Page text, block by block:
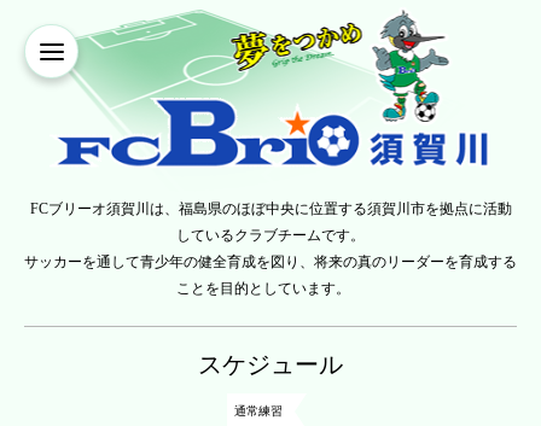
FCブリーオ須賀川は、福島県のほぼ中央に位置する須賀川市を拠点に活動
しているクラブチームです。
サッカーを通して青少年の健全育成を図り、将来の真のリーダーを育成する
ことを目的としています。
スケジュール
通常練習